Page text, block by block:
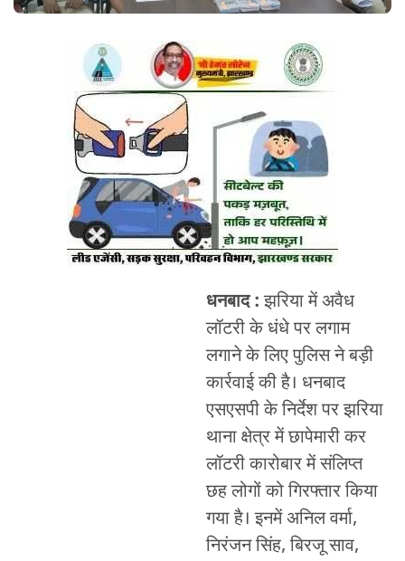
धनबाद :झरिया में अवैध
लॉटरी के धंधे पर लगाम
लगाने के लिए पुलिस ने बड़ी
कार्रवाई की है। धनबाद
एसएसपी के निर्देश पर झरिया
थाना क्षेत्र में छापेमारी कर
लॉटरी कारोबार में संलिप्त
छह लोगों को गिरफ्तार किया
गया है। इनमें अनिल वर्मा,
निरंजन सिंह, बिरजू साव,